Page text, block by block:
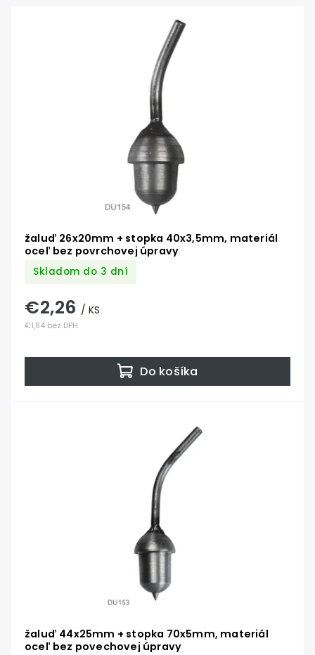
žaluď 26x20mm + stopka 40x3,5mm, materiál
oceľ bez povrchovej úpravy
Skladom do 3 dní
€1,84 bez DPH
€2,26 / KS
Do košíka
žaluď 44x25mm + stopka 70x5mm, materiál
oceľ bez povechovej úpravy